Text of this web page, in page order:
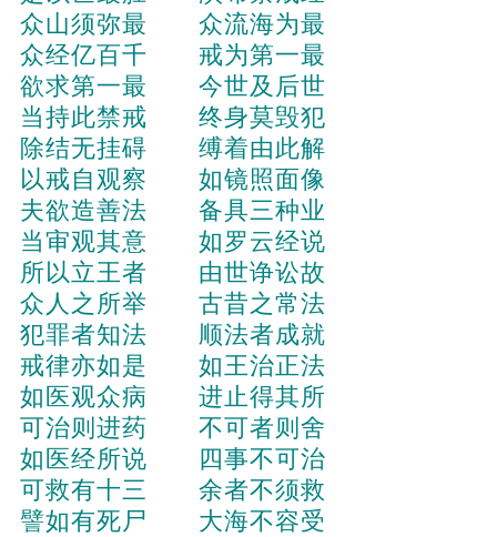
众山须弥最 众流海为最
众经亿百千 戒为第一最
欲求第一最 今世及后世
当持此禁戒 终身莫毁犯
除结无挂碍 缚着由此解
以戒自观察 如镜照面像
夫欲造善法 备具三种业
当审观其意 如罗云经说
所以立王者 由世诤讼故
众人之所举 古昔之常法
犯罪者知法 顺法者成就
戒律亦如是 如王治正法
如医观众病 进止得其所
可治则进药 不可者则舍
如医经所说 四事不可治
可救有十三 余者不须救
譬如有死尸 大海不容受